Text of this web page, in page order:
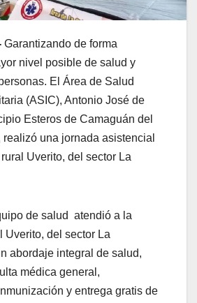
Garantizando de forma
nivel posible de salud y
El Área de Salud
(ASIC), Antonio José de
Esteros de Camaguán del
una jornada asistencial
Uverito, del sector La
de salud atendió a la
Uverito, del sector La
abordaje integral de salud,
médica general,
y entrega gratis de